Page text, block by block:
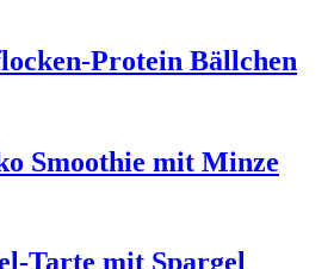
Protein Bällchen
Smoothie mit Minze
Tarte mit Spargel